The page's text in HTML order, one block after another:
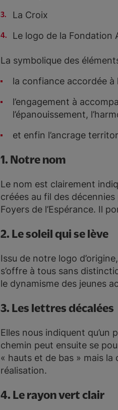
La Croix
Le logo de la Fondation
La symbolique des
la confiance accordée à
l’engagement à
l’épanouissement,
et enfin l’ancrage
1. Notre nom
Le nom est clairement
créées au fil des
Foyers de l’Espérance. Il
2. Le soleil qui se lève
Issu de notre logo
s’offre à tous sans
le dynamisme des jeunes
3. Les lettres décalées
Elles nous indiquent qu’un
chemin peut ensuite se
« hauts et de bas » mais
réalisation.
4. Le rayon vert clair